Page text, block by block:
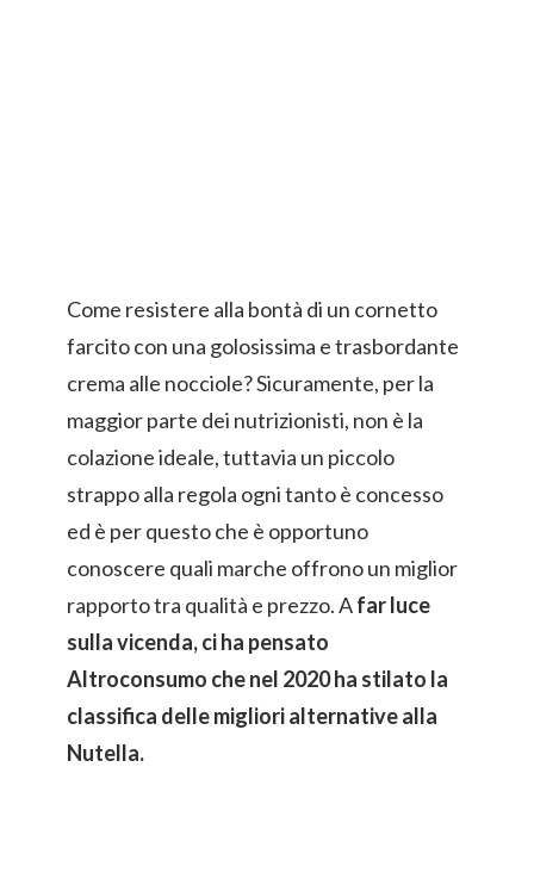
Come resistere alla bontà di un cornetto
farcito con una golosissima e trasbordante
crema alle nocciole? Sicuramente, per la
maggior parte dei nutrizionisti, non è la
colazione ideale, tuttavia un piccolo
strappo alla regola ogni tanto è concesso
ed è per questo che è opportuno
conoscere quali marche offrono un miglior
rapporto tra qualità e prezzo. Afar luce
sulla vicenda, ci ha pensato
Altroconsumo che nel 2020 ha stilato la
classifica delle migliori alternative alla
Nutella.